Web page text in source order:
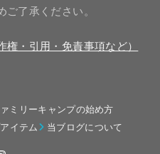
ご了承ください。
・引用・免責事項など）
ミリーキャンプの始め方
イテム 当ブログについて